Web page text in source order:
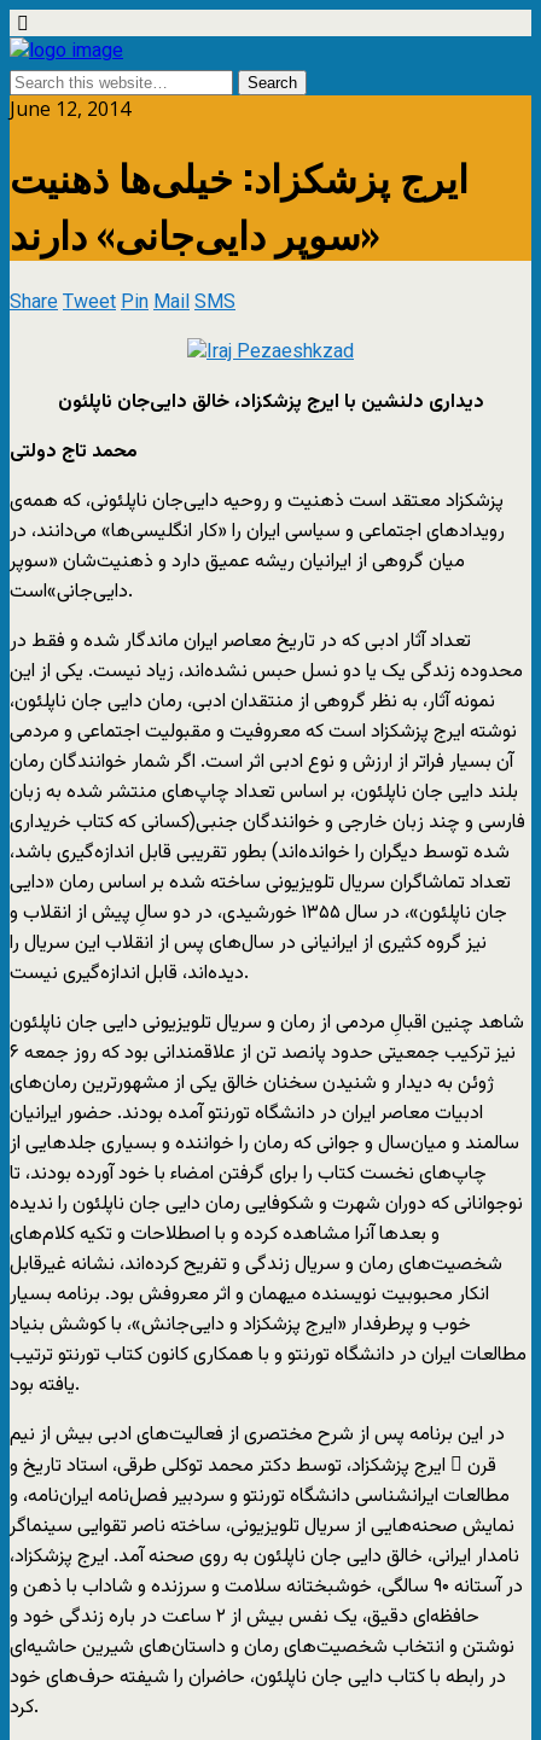
June 12, 2014
ایرج پزشکزاد: خیلی‌ها ذهنیت
«سوپر دایی‌جانی» دارند
ShareTweetPinMailSMS
دیداری دلنشین با ایرج پزشکزاد، خالق دایی‌جان ناپلئون
محمد تاج دولتی
پزشکزاد معتقد است ذهنیت و روحیه دایی‌جان ناپلئونی، که همه‌ی
رویدادهای اجتماعی و سیاسی ایران را «کار انگلیسی‌ها» می‌دانند، در
میان گروهی از ایرانیان ریشه عمیق دارد و ذهنیت‌شان «سوپر
دایی‌جانی»است.
تعداد آثار ادبی که در تاریخ معاصر ایران ماندگار شده و فقط در
محدوده زندگی یک یا دو نسل حبس نشده‌اند، زیاد نیست. یکی از این
نمونه‌ آثار، به نظر گروهی از منتقدان ادبی، رمان دایی جان ناپلئون،
نوشته ایرج پزشکزاد است که معروفیت و مقبولیت اجتماعی و مردمی
آن بسیار فراتر از ارزش و نوع ادبی اثر است. اگر شمار خوانندگان رمان
بلند دایی جان ناپلئون، بر اساس تعداد چاپ‌های منتشر شده به زبان
فارسی و چند زبان خارجی و خوانندگان جنبی(کسانی که کتاب خریداری
شده توسط دیگران را خوانده‌اند) بطور تقریبی قابل اندازه‌گیری باشد،
تعداد تماشاگران سریال تلویزیونی ساخته شده بر اساس رمان «دایی
جان ناپلئون»، در سال ۱۳۵۵ خورشیدی، در دو سالِ پیش از انقلاب و
نیز گروه کثیری از ایرانیانی در سال‌های پس از انقلاب این سریال را
دیده‌اند، قابل اندازه‌گیری نیست.
شاهد چنین اقبالِ مردمی از رمان و سریال تلویزیونی دایی جان ناپلئون
نیز ترکیب جمعیتی حدود پانصد تن از علاقمندانی بود که روز جمعه ۶
ژوئن به دیدار و شنیدن سخنان خالق یکی از مشهورترین رمان‌های
ادبیات معاصر ایران در دانشگاه تورنتو آمده بودند. حضور ایرانیان
سالمند و میان‌سال و جوانی که رمان را خواننده و بسیاری جلدهایی از
چاپ‌های نخست کتاب را برای گرفتن امضاء با خود آورده بودند، تا
نوجوانانی که دوران شهرت و شکوفایی رمان دایی جان ناپلئون را ندیده
و بعدها آنرا مشاهده کرده و با اصطلاحات و تکیه کلام‌های
شخصیت‌های رمان و سریال زندگی و تفریح کرده‌اند، نشانه غیرقابل
انکار محبوبیت نویسنده میهمان و اثر معروفش بود. برنامه بسیار
خوب و پرطرفدار «ایرج پزشکزاد و دایی‌جانش»، با کوشش بنیاد
مطالعات ایران در دانشگاه تورنتو و با همکاری کانون کتاب تورنتو ترتیب
یافته بود.
در این برنامه پس از شرح مختصری از فعالیت‌های ادبی بیش از نیم
قرن ِ ایرج پزشکزاد، توسط دکتر محمد توکلی طرقی، استاد تاریخ و
مطالعات ایرانشناسی دانشگاه تورنتو و سردبیر فصل‌نامه ایران‌نامه، و
نمایش صحنه‌هایی از سریال تلویزیونی، ساخته ناصر تقوایی سینماگر
نامدار ایرانی، خالق دایی جان ناپلئون به روی صحنه آمد. ایرج پزشکزاد،
در آستانه ۹۰ سالگی، خوشبختانه سلامت و سرزنده و شاداب با ذهن و
حافظه‌ای دقیق، یک نفس بیش از ۲ ساعت در باره زندگی خود و
نوشتن و انتخاب شخصیت‌های رمان و داستان‌های شیرین حاشیه‌ای
در رابطه با کتاب دایی جان ناپلئون، حاضران را شیفته حرف‌های خود
کرد.